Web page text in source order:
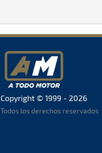
Copyright © 1999 - 2026
Todos los derechos reservados